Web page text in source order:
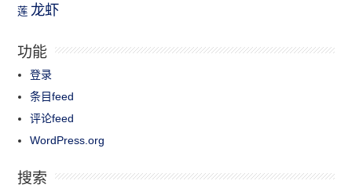
莲 龙虾
功能
登录
条目feed
评论feed
WordPress.org
搜索